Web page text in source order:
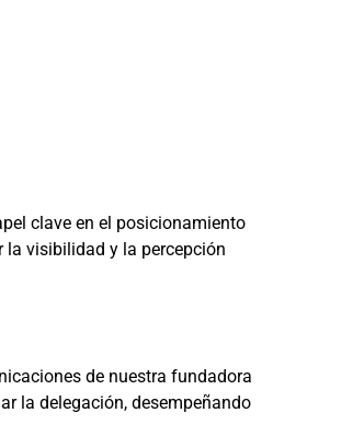
clave en el posicionamiento
visibilidad y la percepción
de nuestra fundadora
la delegación, desempeñando